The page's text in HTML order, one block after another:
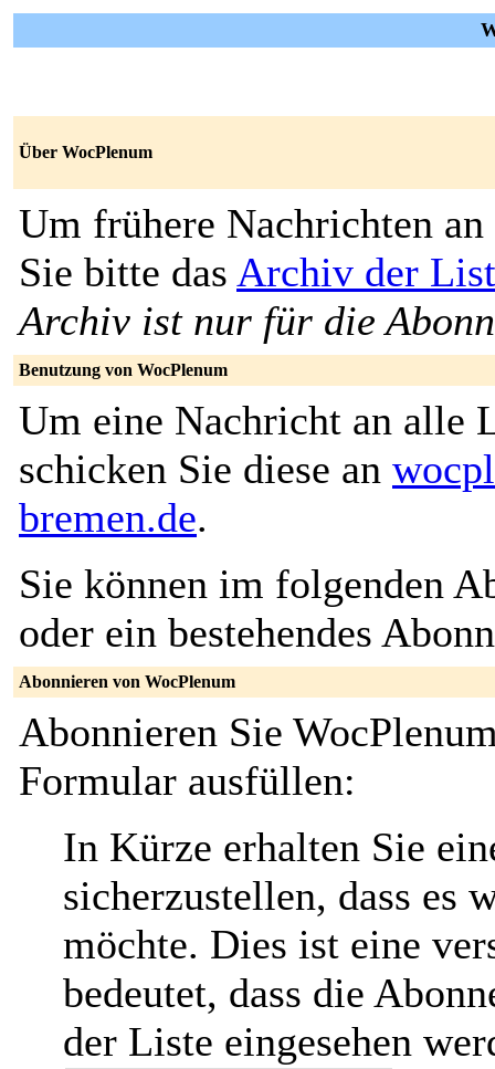
Über WocPlenum
Um frühere Nachrichten an
Sie bitte das Archiv der
Archiv ist nur für die
Benutzung von WocPlenum
Um eine Nachricht an alle
schicken Sie diese an
bremen.de.
Sie können im folgenden
oder ein bestehendes
Abonnieren von WocPlenum
Abonnieren Sie
Formular ausfüllen:
In Kürze erhalten Sie
sicherzustellen, dass es
möchte. Dies ist eine
bedeutet, dass die
der Liste eingesehen